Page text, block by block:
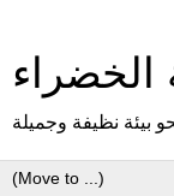
الخضراء
بيئة نظيفة وجميلة